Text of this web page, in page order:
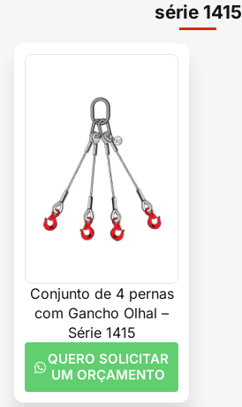
série 1415
Conjunto de 4 pernas
com Gancho Olhal –
Série 1415
QUERO SOLICITAR
UM ORÇAMENTO